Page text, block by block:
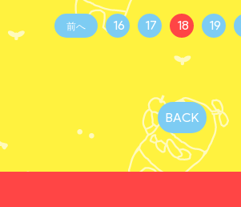
前へ 16 17 18 19
BACK